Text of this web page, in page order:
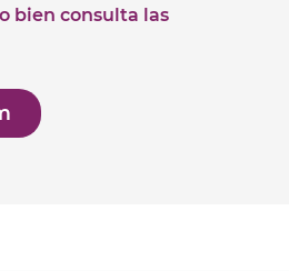
bien consulta las